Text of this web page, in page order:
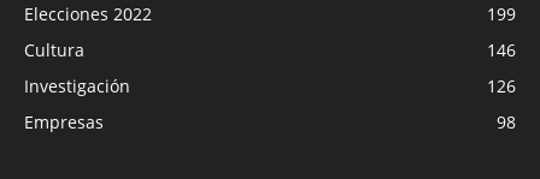
Elecciones 2022
199
Cultura
146
Investigación
126
Empresas
98